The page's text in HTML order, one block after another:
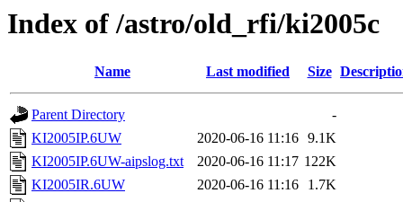
Index of /astro/old_rfi/ki2005c
Name Last modified Size
Parent Directory
-
KI2005IP.6UW
2020-06-16 11:16 9.1K
KI2005IP.6UW-aipslog.txt
2020-06-16 11:17 122K
KI2005IR.6UW
2020-06-16 11:16
1.7K